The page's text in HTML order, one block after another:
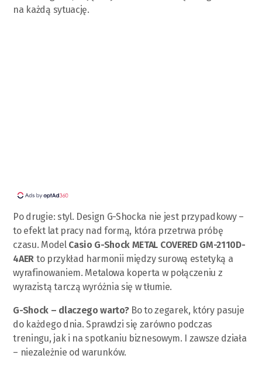
na każdą sytuację.
Po drugie: styl. Design G-Shocka nie jest przypadkowy –
to efekt lat pracy nad formą, która przetrwa próbę
czasu. Model Casio G-Shock METAL COVERED GM-2110D-
4AER to przykład harmonii między surową estetyką a
wyrafinowaniem. Metalowa koperta w połączeniu z
wyrazistą tarczą wyróżnia się w tłumie.
G-Shock – dlaczego warto?Bo to zegarek, który pasuje
do każdego dnia. Sprawdzi się zarówno podczas
treningu, jak i na spotkaniu biznesowym. I zawsze działa
– niezależnie od warunków.